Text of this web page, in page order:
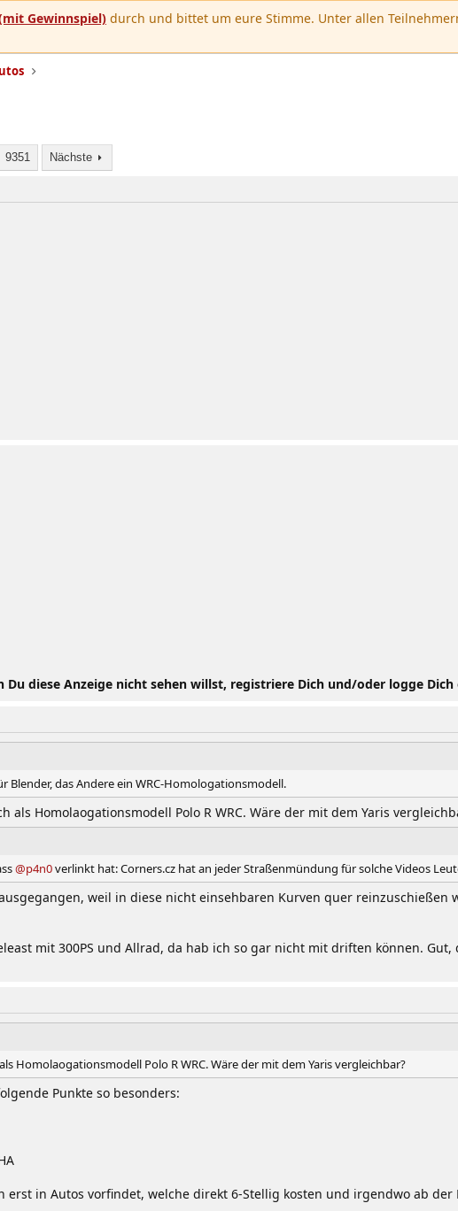
Gewinnspiel) durch und bittet um eure Stimme. Unter allen
9351 Nächste
Du diese Anzeige nicht sehen willst, registriere Dich und/oder logge Dich
Blender, das Andere ein WRC-Homologationsmodell.
als Homolaogationsmodell Polo R WRC. Wäre der mit dem Yaris
@p4n0verlinkt hat: Corners.cz hat an jeder Straßenmündung für solche Videos
weil in diese nicht einsehbaren Kurven quer
mit 300PS und Allrad, da hab ich so gar nicht mit driften können.
Homolaogationsmodell Polo R WRC. Wäre der mit dem Yaris vergleichbar?
Punkte so besonders:
erst in Autos vorfindet, welche direkt 6-Stellig kosten und irgendwo ab der